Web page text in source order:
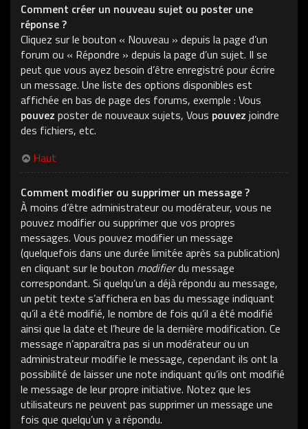
Comment créer un nouveau sujet ou poster une
réponse ?
Cliquez sur le bouton « Nouveau » depuis la page d’un
forum ou « Répondre » depuis la page d’un sujet. Il se
peut que vous ayez besoin d’être enregistré pour écrire
un message. Une liste des options disponibles est
affichée en bas de page des forums, exemple : Vous
pouvez poster de nouveaux sujets, Vous pouvez joindre
des fichiers, etc.
Haut
Comment modifier ou supprimer un message ?
À moins d’être administrateur ou modérateur, vous ne
pouvez modifier ou supprimer que vos propres
messages. Vous pouvez modifier un message
(quelquefois dans une durée limitée après sa publication)
en cliquant sur le bouton modifierdu message
correspondant. Si quelqu’un a déjà répondu au message,
un petit texte s’affichera en bas du message indiquant
qu’il a été modifié, le nombre de fois qu’il a été modifié
ainsi que la date et l’heure de la dernière modification. Ce
message n’apparaîtra pas si un modérateur ou un
administrateur modifie le message, cependant ils ont la
possibilité de laisser une note indiquant qu’ils ont modifié
le message de leur propre initiative. Notez que les
utilisateurs ne peuvent pas supprimer un message une
fois que quelqu’un y a répondu.